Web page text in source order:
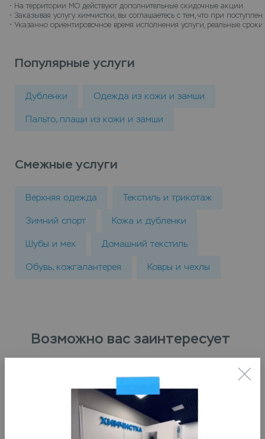
доставит их чистыми.
• На территории МО действуют дополнительные скидочные акции.
• Заказывая услугу химчистки, вы соглашаетесь с тем, что при
• Указанно ориентировочное время исполнения услуги, реальные сроки
Популярные услуги
Дубленки Одежда из кожи и замши
Пальто, плащи из кожи и замши
Смежные услуги
Верхняя одежда Текстиль и трикотаж
Зимний спорт Кожа и дубленки
Шубы и мех Домашний текстиль
Обувь, кожгалантерея Ковры и чехлы
Возможно вас заинтересует